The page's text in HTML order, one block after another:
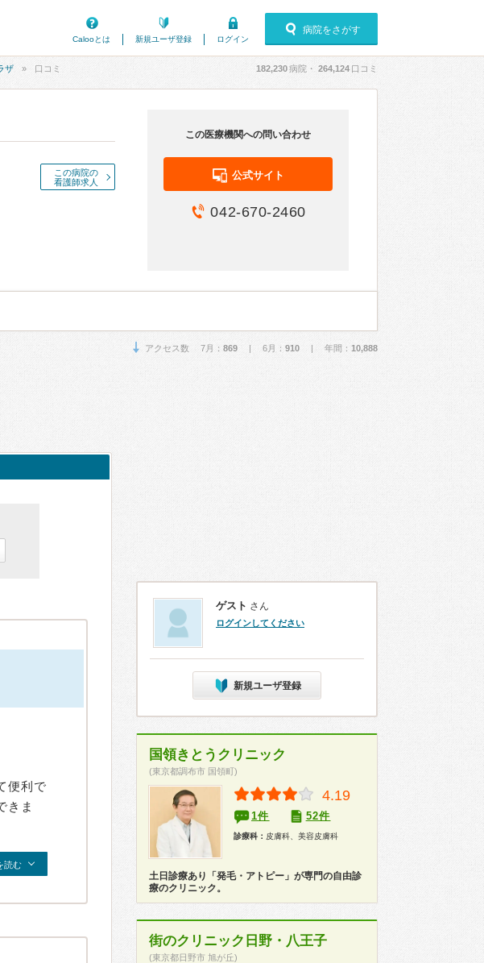
Calooとは
新規ユーザ登録 ログイン
病院をさがす
ザ 口コミ 182,230病院・ 264,124 口コミ
この病院の
看護師求人
この医療機関への問い合わせ
公式サイト
042-670-2460
アクセス数 7月： 869 | 6月： 910 | 年間： 10,888
便利で
きま
読む
ゲスト さん
ログインしてください
新規ユーザ登録
国領きとうクリニック
(東京都調布市 国領町)
4.19
1件 52件
診療科： 皮膚科、美容皮膚科
土日診療あり「発毛・アトピー」が専門の自由診
療のクリニック。
街のクリニック日野・八王子
(東京都日野市 旭が丘)